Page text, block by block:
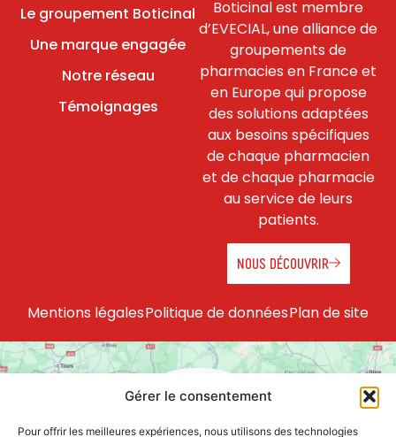
Gérer le consentement
Pour offrir les meilleures expériences, nous utilisons des technologies
Le groupement Boticinal
Une marque engagée
Notre réseau
Témoignages
Boticinal est membre
d’EVECIAL, une alliance de
groupements de
pharmacies en France et
en Europe qui propose
des solutions adaptées
aux besoins spécifiques
de chaque pharmacien
et de chaque pharmacie
au service de leurs
patients.
NOUS DÉCOUVRIR
Mentions légalesPolitique de donnéesPlan de site